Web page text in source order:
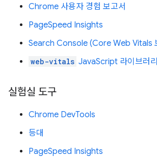
Chrome 사용자 경험 보고서
PageSpeed Insights
Search Console (Core Web Vitals
web-vitals JavaScript 라이브러리
실험실 도구
Chrome DevTools
등대
PageSpeed Insights